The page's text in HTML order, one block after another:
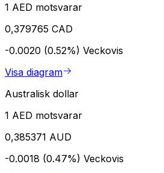
1 AED motsvarar
0,379765 CAD
-0.0020 (0.52%) Veckovis
Visa diagram
Australisk dollar
1 AED motsvarar
0,385371 AUD
-0.0018 (0.47%) Veckovis